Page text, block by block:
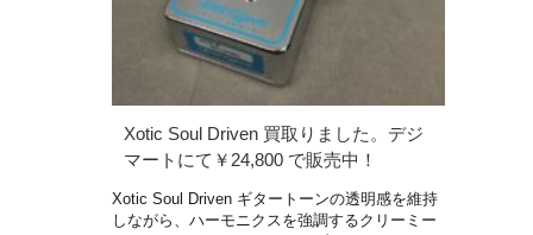
Xotic Soul Driven 買取りました。デジ
マートにて￥24,800 で販売中！
Xotic Soul Driven ギタートーンの透明感を維持
しながら、ハーモニクスを強調するクリーミー